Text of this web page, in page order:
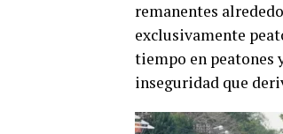
remanentes
exclusivamente
tiempo en peatones
inseguridad que